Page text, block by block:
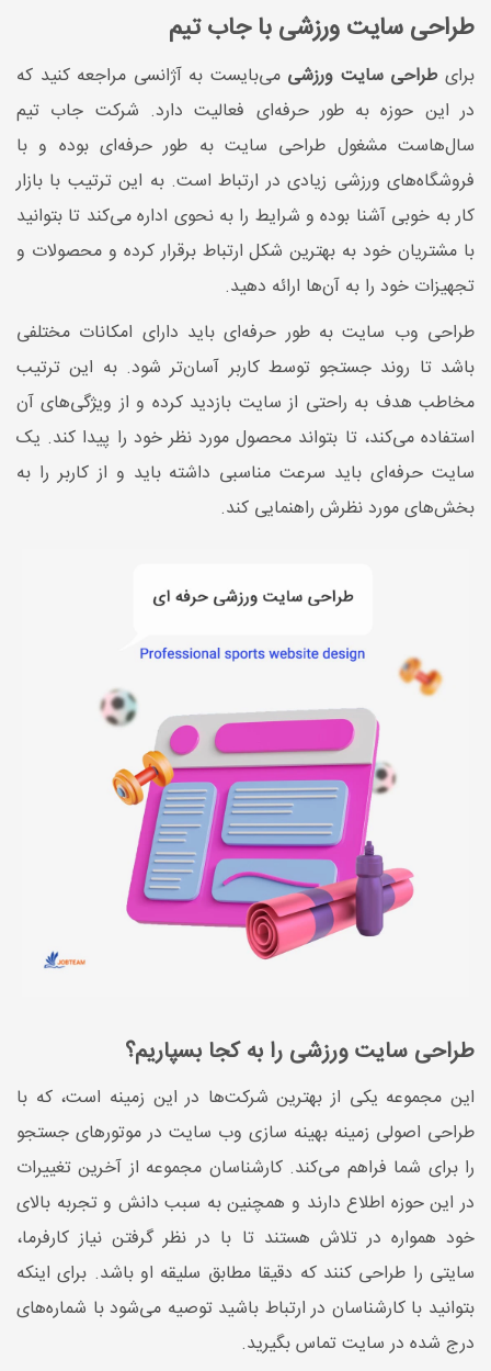
طراحی سایت ورزشی با جاب تیم
برایطراحی سایت ورزشی می‌بایست به آژانسی مراجعه کنید که
در این حوزه به طور حرفه‌ای فعالیت دارد. شرکت جاب تیم
سال‌هاست مشغول طراحی سایت به طور حرفه‌ای بوده و با
فروشگاه‌های ورزشی زیادی در ارتباط است. به این ترتیب با بازار
کار به خوبی آشنا بوده و شرایط را به نحوی اداره می‌کند تا بتوانید
با مشتریان خود به بهترین شکل ارتباط برقرار کرده و محصولات و
تجهیزات خود را به آن‌ها ارائه دهید.
طراحی وب سایت به طور حرفه‌ای باید دارای امکانات مختلفی
باشد تا روند جستجو توسط کاربر آسان‌تر شود. به این ترتیب
مخاطب هدف به راحتی از سایت بازدید کرده و از ویژگی‌های آن
استفاده می‌کند، تا بتواند محصول مورد نظر خود را پیدا کند. یک
سایت حرفه‌ای باید سرعت مناسبی داشته باید و از کاربر را به
بخش‌های مورد نظرش راهنمایی کند.
طراحی سایت ورزشی را به کجا بسپاریم؟
این مجموعه یکی از بهترین شرکت‌ها در این زمینه است، که با
طراحی اصولی زمینه بهینه سازی وب سایت در موتورهای جستجو
را برای شما فراهم می‌کند. کارشناسان مجموعه از آخرین تغییرات
در این حوزه اطلاع دارند و همچنین به سبب دانش و تجربه بالای
خود همواره در تلاش هستند تا با در نظر گرفتن نیاز کارفرما،
سایتی را طراحی کنند که دقیقا مطابق سلیقه او باشد. برای اینکه
بتوانید با کارشناسان در ارتباط باشید توصیه می‌شود با شماره‌های
درج شده در سایت تماس بگیرید.